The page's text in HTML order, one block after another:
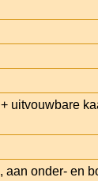
uitvouwbare
onder- en